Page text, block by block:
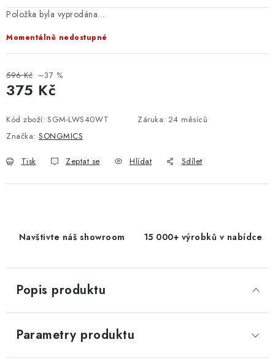
Kontakty
Bonusový program NBM+
Položka byla vyprodána…
Momentálně nedostupné
596 Kč –37 %
375 Kč
Kód zboží: SGM-LWS40WT Záruka: 24 měsíců
Značka: SONGMICS
Tisk Zeptat se Hlídat Sdílet
Navštivte náš showroom 15 000+ výrobků v nabídce
Popis produktu
Parametry produktu